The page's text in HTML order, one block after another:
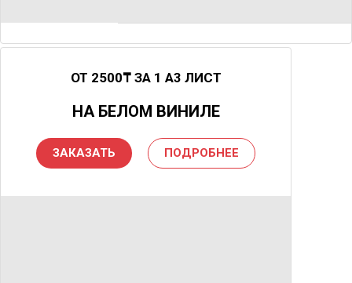
ОТ 2500₸ ЗА 1 А3 ЛИСТ
НА БЕЛОМ ВИНИЛЕ
ЗАКАЗАТЬ ПОДРОБНЕЕ